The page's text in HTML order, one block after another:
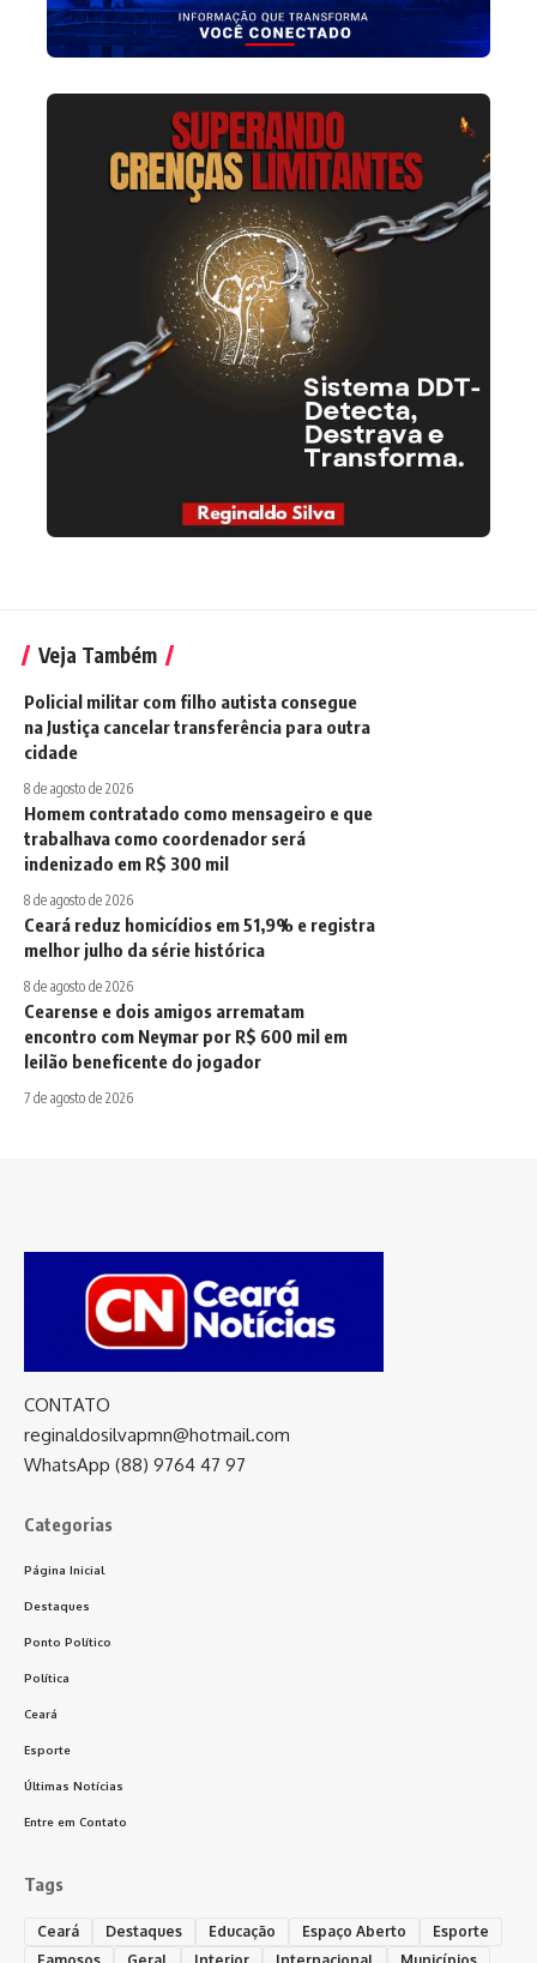
Veja Também
Policial militar com filho autista consegue
na Justiça cancelar transferência para outra
cidade
8 de agosto de 2026
Homem contratado como mensageiro e que
trabalhava como coordenador será
indenizado em R$ 300 mil
8 de agosto de 2026
Ceará reduz homicídios em 51,9% e registra
melhor julho da série histórica
8 de agosto de 2026
Cearense e dois amigos arrematam
encontro com Neymar por R$ 600 mil em
leilão beneficente do jogador
7 de agosto de 2026
CONTATO
reginaldosilvapmn@hotmail.com
WhatsApp (88) 9764 47 97
Categorias
Página Inicial
Destaques
Ponto Político
Política
Ceará
Esporte
Últimas Notícias
Entre em Contato
Tags
Ceará Destaques Educação Espaço Aberto
Esporte